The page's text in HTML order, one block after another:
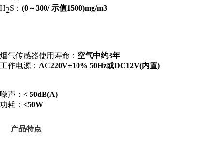
H2S： (0～300/ 示值1500)mg/m3
烟气传感器使用寿命： 空气中约3年
工作电源： AC220V±10% 50Hz或DC12V(内置)
噪声： < 50dB(A)
功耗： <50W
产品特点